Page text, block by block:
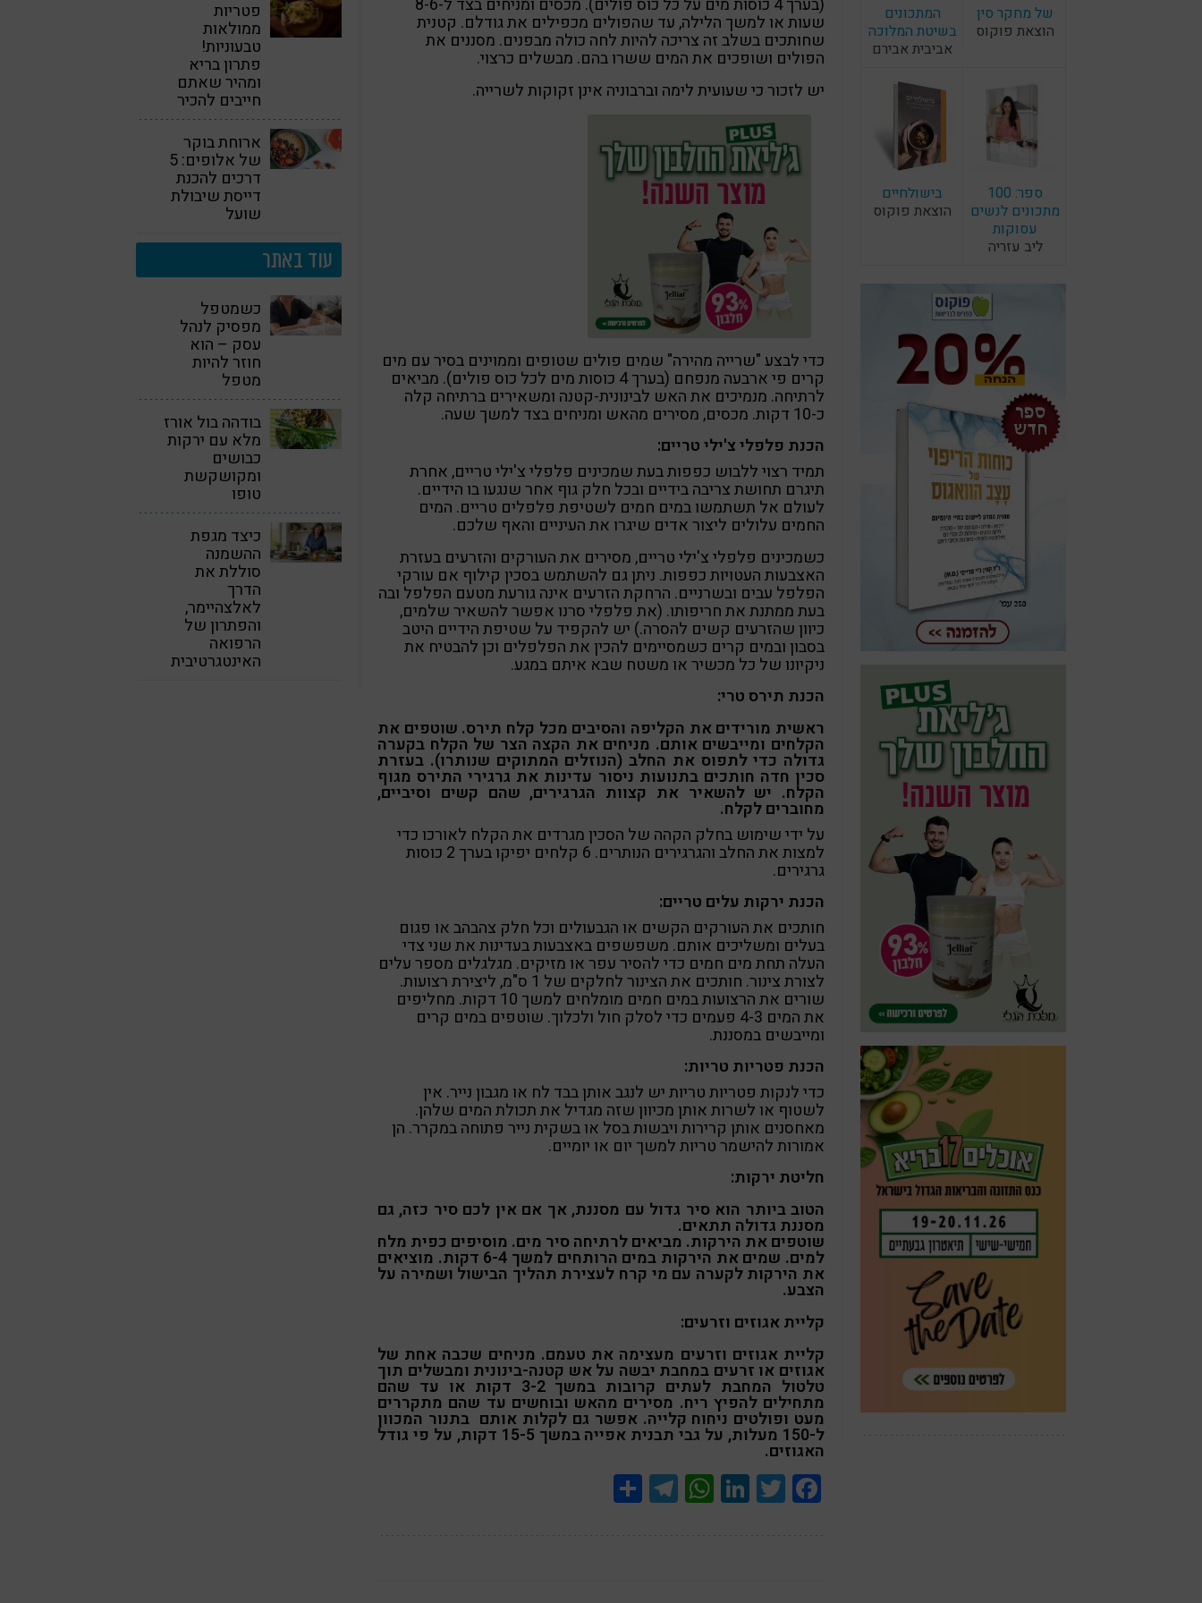
של מחקר סין
הוצאת פוקוס
המתכונים
בשיטת המלוכה
אביבית אבירם
ספר: 100
מתכונים לנשים
עסוקות
ליב עזריה
בישולחיים
הוצאת פוקוס
(בערך 4 כוסות מים על כל כוס פולים). מכסים ומניחים בצד ל-8-6
שעות או למשך הלילה, עד שהפולים מכפילים את גודלם. קטנית
שחותכים בשלב זה צריכה להיות לחה כולה מבפנים. מסננים את
הפולים ושופכים את המים ששרו בהם. מבשלים כרצוי.
יש לזכור כי שעועית לימה וברבוניה אינן זקוקות לשרייה.
כדי לבצע "שרייה מהירה" שמים פולים שטופים וממוינים בסיר עם מים
קרים פי ארבעה מנפחם (בערך 4 כוסות מים לכל כוס פולים). מביאים
לרתיחה. מנמיכים את האש לבינונית-קטנה ומשאירים ברתיחה קלה
כ-10 דקות. מכסים, מסירים מהאש ומניחים בצד למשך שעה.
הכנת פלפלי צ'ילי טריים:
תמיד רצוי ללבוש כפפות בעת שמכינים פלפלי צ'ילי טריים, אחרת
תיגרם תחושת צריבה בידיים ובכל חלק גוף אחר שנגעו בו הידיים.
לעולם אל תשתמשו במים חמים לשטיפת פלפלים טריים. המים
החמים עלולים ליצור אדים שיגרו את העיניים והאף שלכם.
כשמכינים פלפלי צ'ילי טריים, מסירים את העורקים והזרעים בעזרת
האצבעות העטויות כפפות. ניתן גם להשתמש בסכין קילוף אם עורקי
הפלפל עבים ובשרניים. הרחקת הזרעים אינה גורעת מטעם הפלפל ובה
בעת ממתנת את חריפותו. (את פלפלי סרנו אפשר להשאיר שלמים,
כיוון שהזרעים קשים להסרה.) יש להקפיד על שטיפת הידיים היטב
בסבון ובמים קרים כשמסיימים להכין את הפלפלים וכן להבטיח את
ניקיונו של כל מכשיר או משטח שבא איתם במגע.
הכנת תירס טרי:
ראשית מורידים את הקליפה והסיבים מכל קלח תירס. שוטפים את
הקלחים ומייבשים אותם. מניחים את הקצה הצר של הקלח בקערה
גדולה כדי לתפוס את החלב (הנוזלים המתוקים שנותרו). בעזרת
סכין חדה חותכים בתנועות ניסור עדינות את גרגירי התירס מגוף
הקלח. יש להשאיר את קצוות הגרגירים, שהם קשים וסיביים,
מחוברים לקלח.
על ידי שימוש בחלק הקהה של הסכין מגרדים את הקלח לאורכו כדי
למצות את החלב והגרגירים הנותרים. 6 קלחים יפיקו בערך 2 כוסות
גרגירים.
הכנת ירקות עלים טריים:
חותכים את העורקים הקשים או הגבעולים וכל חלק צהבהב או פגום
בעלים ומשליכים אותם. משפשפים באצבעות בעדינות את שני צדי
העלה תחת מים חמים כדי להסיר עפר או מזיקים. מגלגלים מספר עלים
לצורת צינור. חותכים את הצינור לחלקים של 1 ס"מ, ליצירת רצועות.
שורים את הרצועות במים חמים מומלחים למשך 10 דקות. מחליפים
את המים 4-3 פעמים כדי לסלק חול ולכלוך. שוטפים במים קרים
ומייבשים במסננת.
הכנת פטריות טריות:
כדי לנקות פטריות טריות יש לנגב אותן בבד לח או מגבון נייר. אין
לשטוף או לשרות אותן מכיוון שזה מגדיל את תכולת המים שלהן.
מאחסנים אותן קרירות ויבשות בסל או בשקית נייר פתוחה במקרר. הן
אמורות להישמר טריות למשך יום או יומיים.
חליטת ירקות:
הטוב ביותר הוא סיר גדול עם מסננת, אך אם אין לכם סיר כזה, גם
מסננת גדולה תתאים.
שוטפים את הירקות. מביאים לרתיחה סיר מים. מוסיפים כפית מלח
למים. שמים את הירקות במים הרותחים למשך 6-4 דקות. מוציאים
את הירקות לקערה עם מי קרח לעצירת תהליך הבישול ושמירה על
הצבע.
קליית אגוזים וזרעים:
קליית אגוזים וזרעים מעצימה את טעמם. מניחים שכבה אחת של
אגוזים או זרעים במחבת יבשה על אש קטנה-בינונית ומבשלים תוך
טלטול המחבת לעתים קרובות במשך 3-2 דקות או עד שהם
מתחילים להפיץ ריח. מסירים מהאש ובוחשים עד שהם מתקררים
מעט ופולטים ניחוח קלייה. אפשר גם לקלות אותם בתנור המכוון
ל-150 מעלות, על גבי תבנית אפייה במשך 15-5 דקות, על פי גודל
האגוזים.
Facebook
Twitter
LinkedIn
WhatsApp
Telegram
פטריות
ממולאות
טבעוניות!
פתרון בריא
ומהיר שאתם
חייבים להכיר
ארוחת בוקר
של אלופים: 5
דרכים להכנת
דייסת שיבולת
שועל
עוד באתר
כשמטפל
מפסיק לנהל
עסק – הוא
חוזר להיות
מטפל
בודהה בול אורז
מלא עם ירקות
כבושים
ומקושקשת
טופו
כיצד מגפת
ההשמנה
סוללת את
הדרך
לאלצהיימר,
והפתרון של
הרפואה
האינטגרטיבית